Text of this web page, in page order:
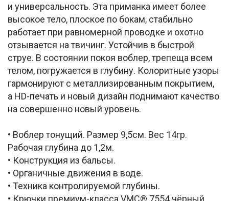
и универсальность. Эта приманка имеет более
высокое тело, плоское по бокам, стабильно
работает при равномерной проводке и охотно
отзывается на твичинг. Устойчив в быстрой
струе. В состоянии покоя воблер, трепеща всем
телом, погружается в глубину. Колоритные узоры
гармонируют с металлизированным покрытием,
а HD-печать и новый дизайн поднимают качество
на совершенно новый уровень.
• Воблер тонущий. Размер 9,5см. Вес 14гр.
Рабочая глубина до 1,2м.
• Конструкция из бальсы.
• Органичные движения в воде.
• Техника контролируемой глубины.